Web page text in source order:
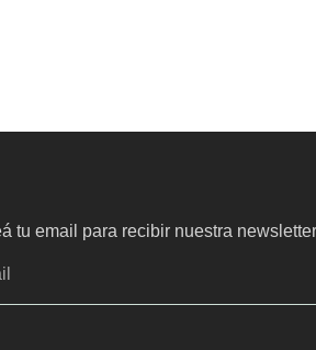
tu email para recibir nuestra